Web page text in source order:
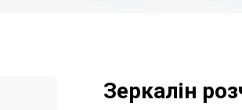
Зеркалін